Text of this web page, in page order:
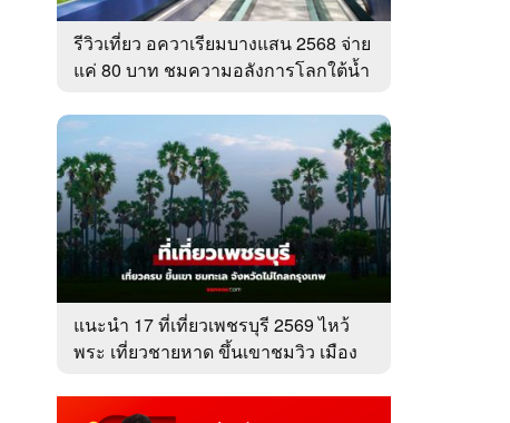
รีวิวเที่ยว อควาเรียมบางแสน 2568 จ่าย
แค่ 80 บาท ชมความอลังการโลกใต้น้ำ
แนะนำ 17 ที่เที่ยวเพชรบุรี 2569 ไหว้
พระ เที่ยวชายหาด ขึ้นเขาชมวิว เมือง